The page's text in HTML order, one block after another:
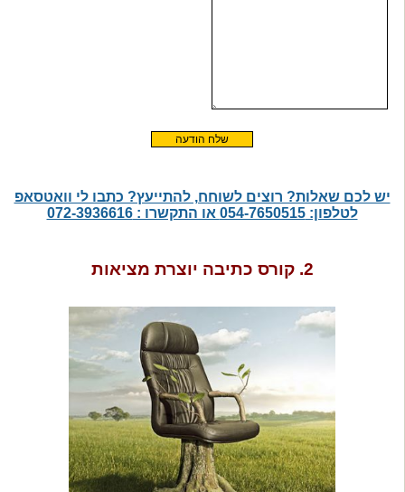
יש לכם שאלות? רוצים לשוחח, להתייעץ? כתבו לי וואטסאפ
לטלפון: 054-7650515 או התקשרו : 072-3936616
2. קורס כתיבה יוצרת מציאות